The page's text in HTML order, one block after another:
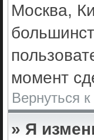
Москва,
момент
Вернуться
» Я